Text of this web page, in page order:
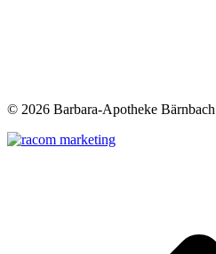
© 2026 Barbara-Apotheke Bärnbach